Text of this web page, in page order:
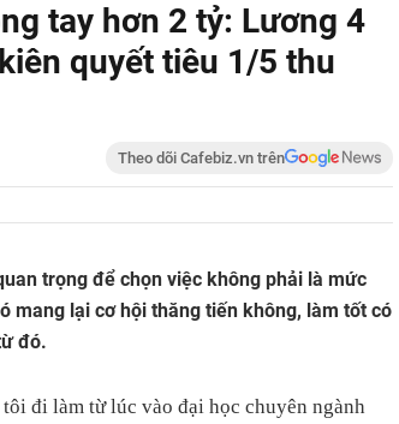
tay hơn 2 tỷ: Lương 4
quyết tiêu 1/5 thu
Theo dõi Cafebiz.vn trên
trọng để chọn việc không phải là mức
mang lại cơ hội thăng tiến không, làm tốt có
đó.
đi làm từ lúc vào đại học chuyên ngành